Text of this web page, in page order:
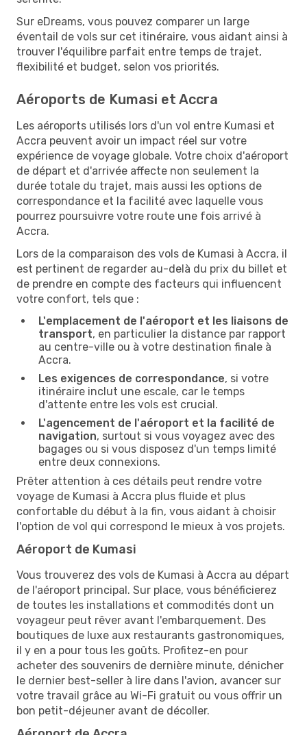
Sur eDreams, vous pouvez comparer un large
éventail de vols sur cet itinéraire, vous aidant ainsi à
trouver l'équilibre parfait entre temps de trajet,
flexibilité et budget, selon vos priorités.
Aéroports de Kumasi et Accra
Les aéroports utilisés lors d'un vol entre Kumasi et
Accra peuvent avoir un impact réel sur votre
expérience de voyage globale. Votre choix d'aéroport
de départ et d'arrivée affecte non seulement la
durée totale du trajet, mais aussi les options de
correspondance et la facilité avec laquelle vous
pourrez poursuivre votre route une fois arrivé à
Accra.
Lors de la comparaison des vols de Kumasi à Accra, il
est pertinent de regarder au-delà du prix du billet et
de prendre en compte des facteurs qui influencent
votre confort, tels que :
L'emplacement de l'aéroport et les liaisons de
transport, en particulier la distance par rapport
au centre-ville ou à votre destination finale à
Accra.
Les exigences de correspondance, si votre
itinéraire inclut une escale, car le temps
d'attente entre les vols est crucial.
L'agencement de l'aéroport et la facilité de
navigation, surtout si vous voyagez avec des
bagages ou si vous disposez d'un temps limité
entre deux connexions.
Prêter attention à ces détails peut rendre votre
voyage de Kumasi à Accra plus fluide et plus
confortable du début à la fin, vous aidant à choisir
l'option de vol qui correspond le mieux à vos projets.
Aéroport de Kumasi
Vous trouverez des vols de Kumasi à Accra au départ
de l'aéroport principal. Sur place, vous bénéficierez
de toutes les installations et commodités dont un
voyageur peut rêver avant l'embarquement. Des
boutiques de luxe aux restaurants gastronomiques,
il y en a pour tous les goûts. Profitez-en pour
acheter des souvenirs de dernière minute, dénicher
le dernier best-seller à lire dans l'avion, avancer sur
votre travail grâce au Wi-Fi gratuit ou vous offrir un
bon petit-déjeuner avant de décoller.